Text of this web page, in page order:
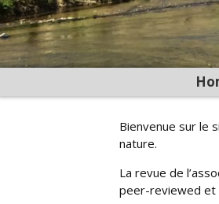
Bienvenue sur le
nature.
La revue de
peer-reviewed et